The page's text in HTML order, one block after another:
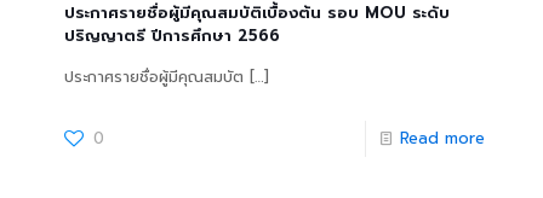
ประกาศรายชื่อผู้มีคุณสมบัติเบื้องต้น รอบ MOU ระดับ
ปริญญาตรี ปีการศึกษา 2566
ประกาศรายชื่อผู้มีคุณสมบัต […]
0 Read more